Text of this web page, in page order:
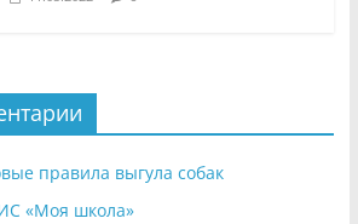
правила выгула собак
«Моя школа»